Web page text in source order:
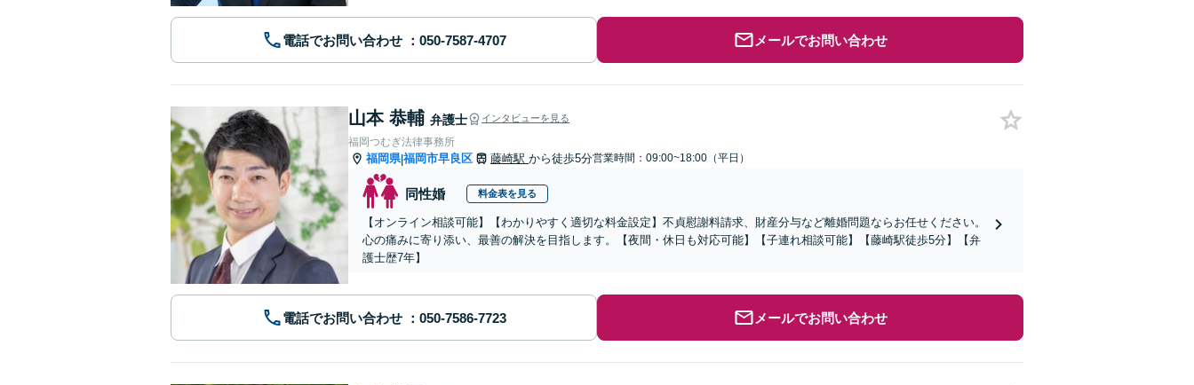
電話でお問い合わせ メールでお問い合わせ
山本 恭輔 弁護士 インタビューを見る
福岡つむぎ法律事務所
福岡県|福岡市早良区 藤崎駅 から徒歩5分営業時間：09:00~18:00（平日）
同性婚 料金表を見る
【オンライン相談可能】【わかりやすく適切な料金設定】不貞慰謝料請求、財産分与など離婚問題ならお任せください。
心の痛みに寄り添い、最善の解決を目指します。【夜間・休日も対応可能】【子連れ相談可能】【藤崎駅徒歩5分】【弁
護士歴7年】
電話でお問い合わせ メールでお問い合わせ